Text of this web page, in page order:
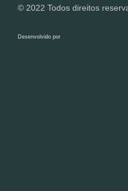
© 2022 Todos direitos
Desenvolvido por